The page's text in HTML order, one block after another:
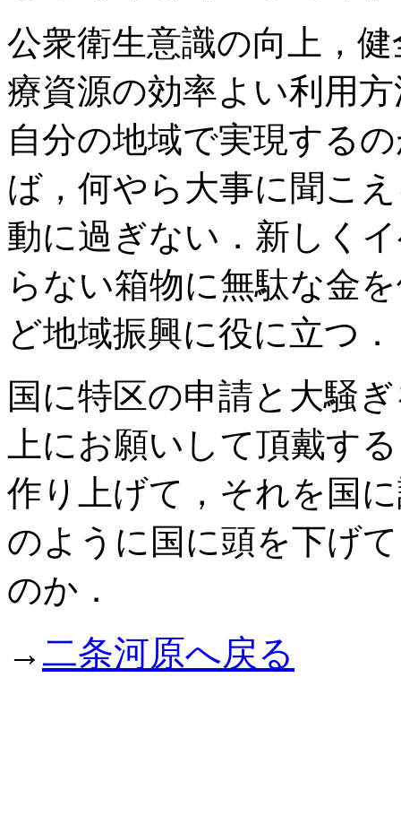
公衆衛生意識の向上，
療資源の効率よい利用
自分の地域で実現する
ば，何やら大事に聞こ
動に過ぎない．新しく
らない箱物に無駄な金
ど地域振興に役に立つ．
国に特区の申請と大騒
上にお願いして頂戴す
作り上げて，それを国
のように国に頭を下げ
のか．
→ 二条河原へ戻る